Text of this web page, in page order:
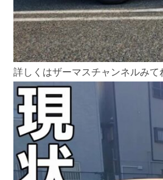
詳しくはザーマスチャンネルみて